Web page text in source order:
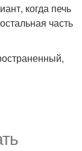
когда печь
часть